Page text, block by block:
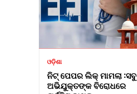
ଓଡ଼ିଶା
ନିଟ୍ ପେପର ଲିକ୍ ମାମଲା :ସବୁ
ଅଭିଯୁକ୍ତଙ୍କ ବିରୋଧରେ